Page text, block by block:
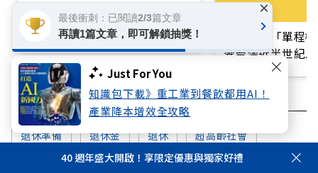
Just For You
知識包下載》重工業到餐飲都用AI！
產業降本增效全攻略
退休金規劃，5大風險你準備好
了嗎？理財專家李雪雯：「這階
段」最關鍵
買不起的「單程
響台灣近半世紀
退休準備 退休金 退休 超高齡社會
孤獨
40 週年盛大開啟！享限定優惠與獨家好禮
最後衝刺：已閱讀2/3篇文章
再讀1篇文章，即可解鎖抽獎！
×